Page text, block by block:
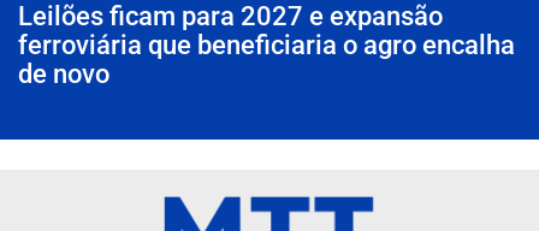
Leilões ficam para 2027 e expansão
ferroviária que beneficiaria o agro encalha
de novo